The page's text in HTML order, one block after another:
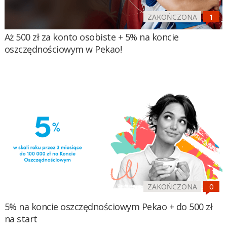
ZAKOŃCZONA
Aż 500 zł za konto osobiste + 5% na koncie
oszczędnościowym w Pekao!
ZAKOŃCZONA
5% na koncie oszczędnościowym Pekao + do 500 zł
na start